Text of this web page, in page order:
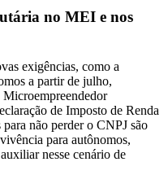
no MEI e nos
exigências, como a
a partir de julho,
de Imposto de Renda
não perder o CNPJ são
para autônomos,
nesse cenário de